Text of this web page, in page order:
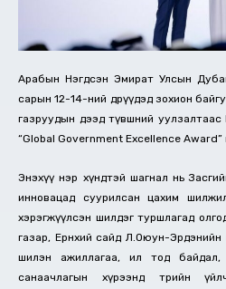
Арабын Нэгдсэн Эмират Улсын
сарын 12-14-ний өдрүүдэд зохион
газруудын дээд түвшний уулзалтаас
“Global Government Excellence Award”
Энэхүү нэр хүндтэй шагнал нь
инновацад суурилсан цахим
хэрэгжүүлсэн шилдэг туршлагад
газар, Ерөнхий сайд Л.Оюун-
шилэн ажиллагаа, ил тод байдал,
санаачлагын хүрээнд төрийн